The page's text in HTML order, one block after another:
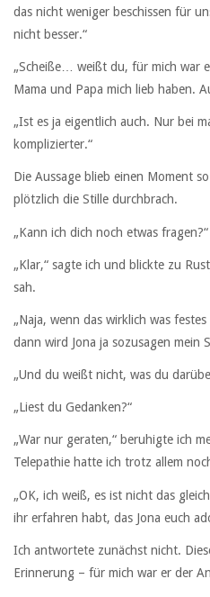
das nicht weniger beschissen für
nicht besser.“
„Scheiße… weißt du, für mich war
Mama und Papa mich lieb haben.
„Ist es ja eigentlich auch. Nur bei
komplizierter.“
Die Aussage blieb einen Moment
plötzlich die Stille durchbrach.
„Kann ich dich noch etwas fragen?“
„Klar,“ sagte ich und blickte zu
sah.
„Naja, wenn das wirklich was
dann wird Jona ja sozusagen mein
„Und du weißt nicht, was du
„Liest du Gedanken?“
„War nur geraten,“ beruhigte ich
Telepathie hatte ich trotz allem
„OK, ich weiß, es ist nicht das
ihr erfahren habt, das Jona euch
Ich antwortete zunächst nicht.
Erinnerung – für mich war er der